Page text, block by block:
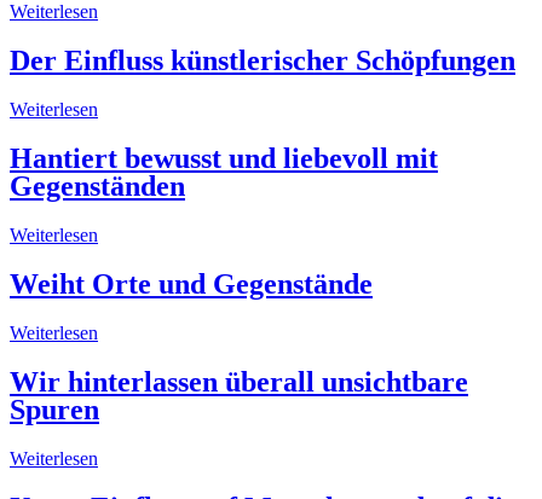
Weiterlesen
Der Einfluss künstlerischer Schöpfungen
Weiterlesen
Hantiert bewusst und liebevoll mit
Gegenständen
Weiterlesen
Weiht Orte und Gegenstände
Weiterlesen
Wir hinterlassen überall unsichtbare
Spuren
Weiterlesen